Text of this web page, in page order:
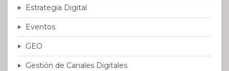
Estrategia Digital
Eventos
GEO
Gestión de Canales Digitales